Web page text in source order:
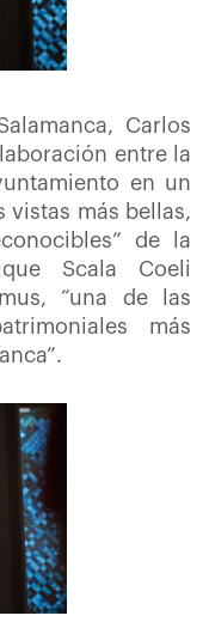
Carlos
entre la
en un
vistas más bellas,
de la
Scala Coeli
“una de las
más